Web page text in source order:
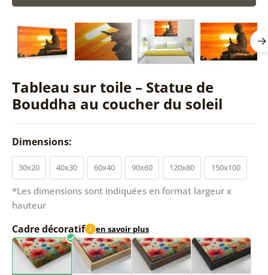
Tableau sur toile – Statue de
Bouddha au coucher du soleil
Dimensions:
30x20 40x30 60x40 90x60 120x80 150x100
*Les dimensions sont indiquées en format largeur x
hauteur
Cadre décoratif i en savoir plus